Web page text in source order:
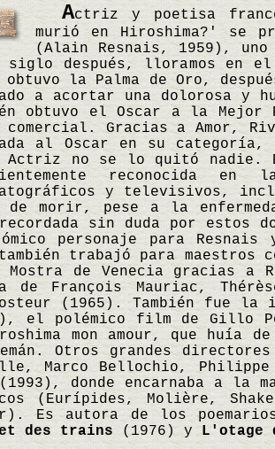
Actriz y poetisa
murió en Hiroshima?' se
(Alain Resnais, 1959),
siglo después, lloramos en el
obtuvo la Palma de Oro,
a acortar una dolorosa y
obtuvo el Oscar a la
Gracias a Amor,
al Oscar en su
Actriz no se lo quitó nadie.
reconocida
y televisivos,
de morir, pese a la
sin duda por estos
personaje para
trabajó para maestros
de Venecia gracias a
de François Mauriac,
(1965). También fue la
el polémico film de Gillo
mon amour, que huía
Otros grandes
Marco Bellochio,
donde encarnaba a la
(Eurípides, Molière,
Es autora de los
des trains (1976) y L'otage